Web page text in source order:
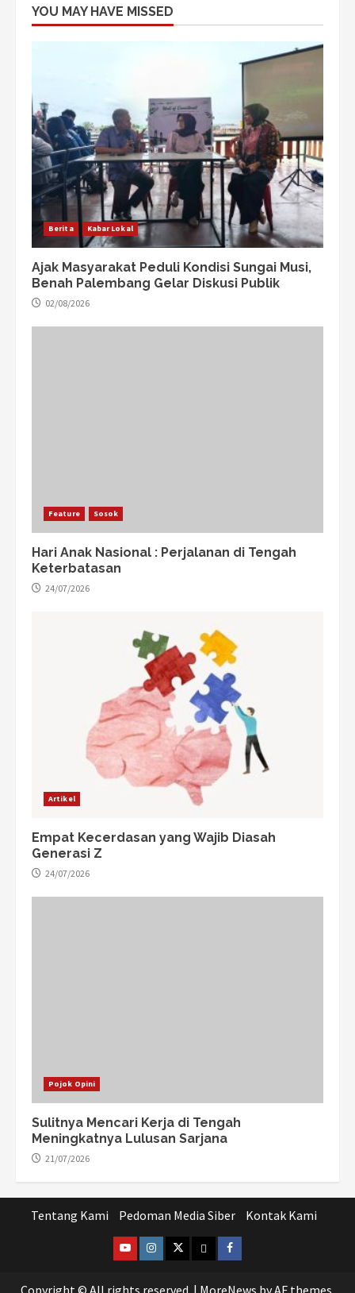
YOU MAY HAVE MISSED
Berita Kabar Lokal
Ajak Masyarakat Peduli Kondisi Sungai Musi,
Benah Palembang Gelar Diskusi Publik
02/08/2026
Feature Sosok
Hari Anak Nasional : Perjalanan di Tengah
Keterbatasan
24/07/2026
Artikel
Empat Kecerdasan yang Wajib Diasah
Generasi Z
24/07/2026
Pojok Opini
Sulitnya Mencari Kerja di Tengah
Meningkatnya Lulusan Sarjana
21/07/2026
Tentang Kami Pedoman Media Siber Kontak Kami
@lpm_limas
Instagram
TwitterWhatsApp
Facebook